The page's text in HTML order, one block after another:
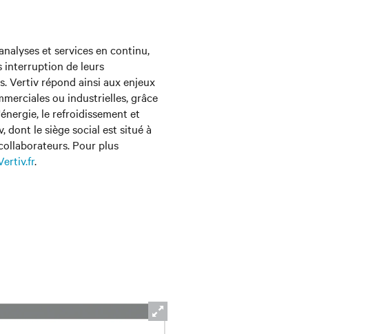
et services en continu,
interruption de leurs
Vertiv répond ainsi aux enjeux
ou industrielles, grâce
le refroidissement et
dont le siège social est situé à
Pour plus
.